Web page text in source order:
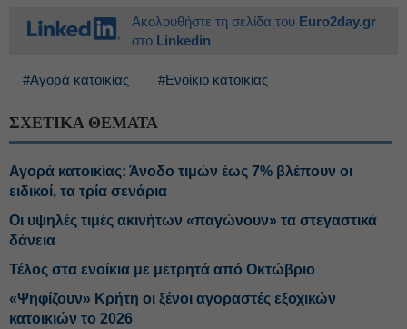
Ακολουθήστε τη σελίδα του Euro2day.gr
στο Linkedin
#Αγορά κατοικίας #Ενοίκιο κατοικίας
ΣΧΕΤΙΚΑ ΘΕΜΑΤΑ
Αγορά κατοικίας: Άνοδο τιμών έως 7% βλέπουν οι
ειδικοί, τα τρία σενάρια
Οι υψηλές τιμές ακινήτων «παγώνουν» τα στεγαστικά
δάνεια
Τέλος στα ενοίκια με μετρητά από Οκτώβριο
«Ψηφίζουν» Κρήτη οι ξένοι αγοραστές εξοχικών
κατοικιών το 2026